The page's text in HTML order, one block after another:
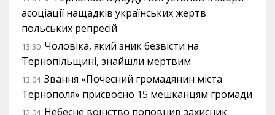
асоціації нащадків українських жертв
польських репресій
13:30 Чоловіка, який зник безвісти на
Тернопільщині, знайшли мертвим
13:04 Звання «Почесний громадянин міста
Тернополя» присвоєно 15 мешканцям громади
12:04 Небесне воїнство поповнив захисник